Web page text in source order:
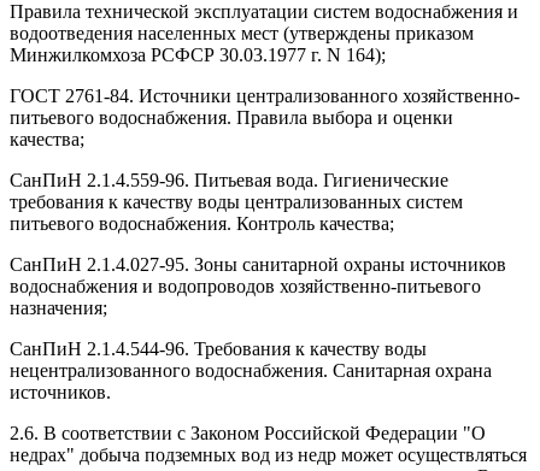
Правила технической эксплуатации систем водоснабжения и
водоотведения населенных мест (утверждены приказом
Минжилкомхоза РСФСР 30.03.1977 г. N 164);
ГОСТ 2761-84. Источники централизованного хозяйственно-
питьевого водоснабжения. Правила выбора и оценки
качества;
СанПиН 2.1.4.559-96. Питьевая вода. Гигиенические
требования к качеству воды централизованных систем
питьевого водоснабжения. Контроль качества;
СанПиН 2.1.4.027-95. Зоны санитарной охраны источников
водоснабжения и водопроводов хозяйственно-питьевого
назначения;
СанПиН 2.1.4.544-96. Требования к качеству воды
нецентрализованного водоснабжения. Санитарная охрана
источников.
2.6. В соответствии с Законом Российской Федерации "О
недрах" добыча подземных вод из недр может осуществляться